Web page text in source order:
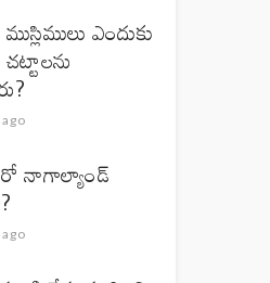
ఎందుకు
నాగాల్యాండ్